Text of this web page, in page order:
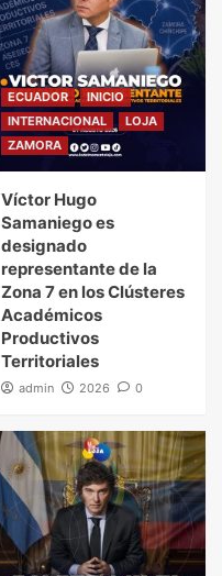
ECUADOR
INICIO
INTERNACIONAL
LOJA
ZAMORA
Víctor Hugo
Samaniego es
designado
representante de la
Zona 7 en los Clústeres
Académicos
Productivos
Territoriales
admin 2026 0